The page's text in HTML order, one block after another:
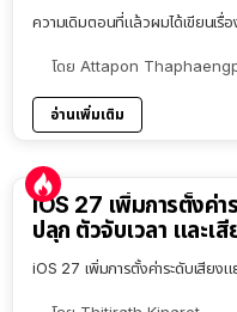
ความเดิมตอนที่แล้วผมได้เขียนเ
โดย Attapon
อ่านเพิ่มเติม
iOS 27 เพิ่มการตั้งค่า
ปลุก ตัวจับเวลา และเ
iOS 27 เพิ่มการตั้งค่าระดับเสียงแ